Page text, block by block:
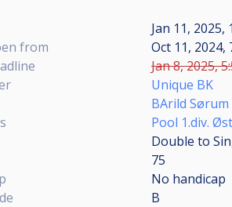
Jan 11, 2025,
from
Oct 11, 2024,
Jan 8, 2025,
Unique BK
BArild Sørum
Pool 1.div.
Double to
75
No handicap
B